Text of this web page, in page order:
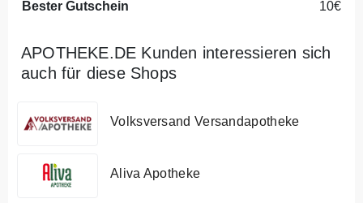
Bester Gutschein
10€
APOTHEKE.DE Kunden interessieren sich
auch für diese Shops
Volksversand Versandapotheke
Aliva Apotheke